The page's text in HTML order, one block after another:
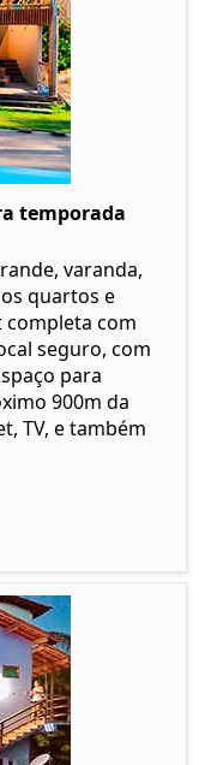
temporada
varanda,
quartos e
completa com
seguro, com
para
900m da
TV, e também